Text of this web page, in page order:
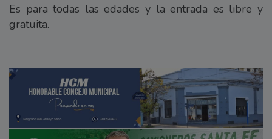
Es para todas las edades y la entrada es libre y
gratuita.